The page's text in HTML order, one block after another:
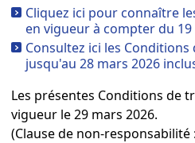
Cliquez ici pour connaître
en vigueur à compter du 19
Consultez ici les
jusqu'au 28 mars 2026
Les présentes Conditions de
vigueur le 29 mars 2026.
(Clause de non-responsabilité